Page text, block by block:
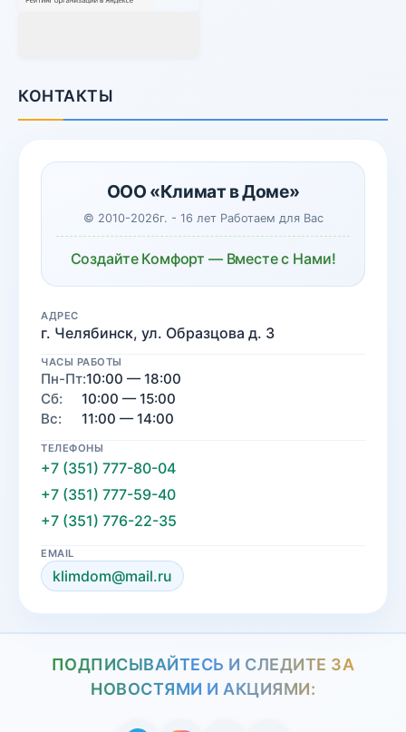
КОНТАКТЫ
ООО «Климат в Доме»
© 2010-2026г. - 16 лет Работаем для Вас
Создайте Комфорт — Вместе с Нами!
АДРЕС
г. Челябинск, ул. Образцова д. 3
ЧАСЫ РАБОТЫ
Пн-Пт:10:00 — 18:00
Сб:
10:00 — 15:00
Вс:
11:00 — 14:00
ТЕЛЕФОНЫ
+7 (351) 777-80-04
+7 (351) 777-59-40
+7 (351) 776-22-35
EMAIL
klimdom@mail.ru
ПОДПИСЫВАЙТЕСЬ И СЛЕДИТЕ ЗА
НОВОСТЯМИ И АКЦИЯМИ: